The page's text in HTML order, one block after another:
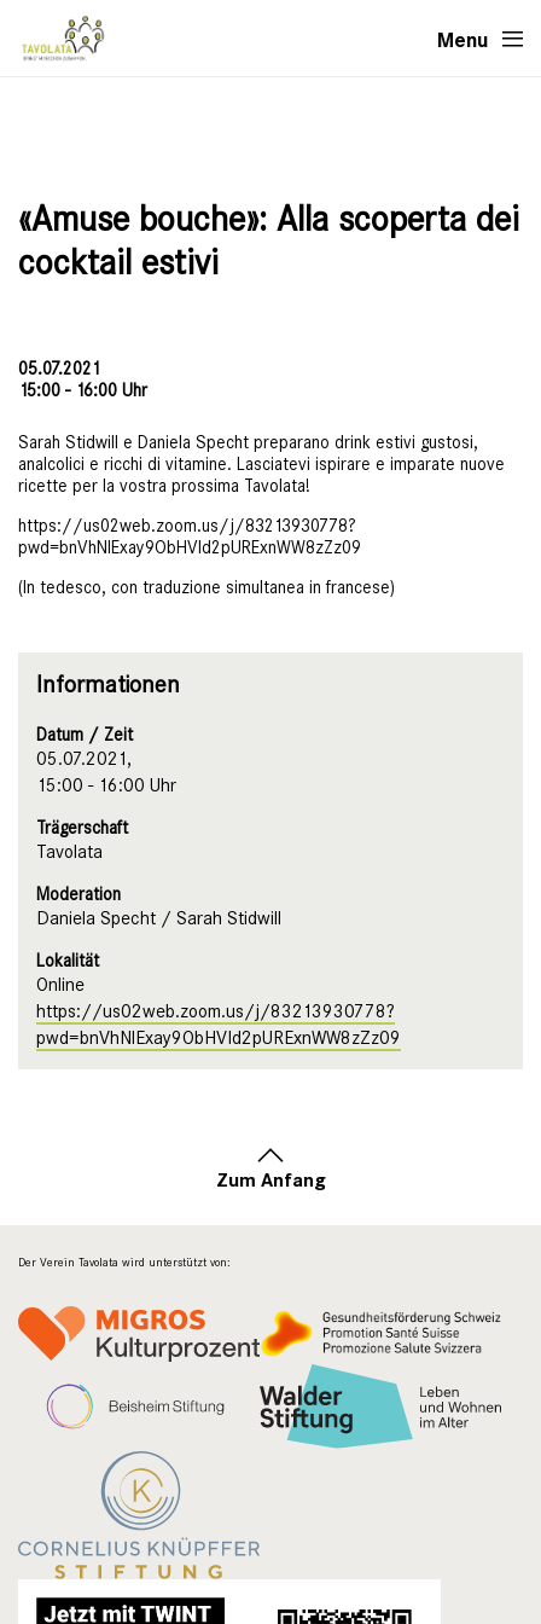
Menu
«Amuse bouche»: Alla scoperta dei
cocktail estivi
05.07.2021
15:00 - 16:00 Uhr
Sarah Stidwill e Daniela Specht preparano drink estivi gustosi,
analcolici e ricchi di vitamine. Lasciatevi ispirare e imparate nuove
ricette per la vostra prossima Tavolata!
https://us02web.zoom.us/j/83213930778?
pwd=bnVhNlExay9ObHVId2pURExnWW8zZz09
(In tedesco, con traduzione simultanea in francese)
Informationen
Datum / Zeit
05.07.2021,
15:00 - 16:00 Uhr
Trägerschaft
Tavolata
Moderation
Daniela Specht / Sarah Stidwill
Lokalität
Online
https://us02web.zoom.us/j/83213930778?
pwd=bnVhNlExay9ObHVId2pURExnWW8zZz09
Zum Anfang
Der Verein Tavolata wird unterstützt von: